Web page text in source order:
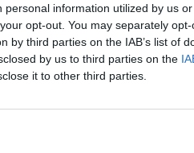
information utilized by us
opt-out. You may separately
by third parties on the IAB’s list of
by us to third parties on the
it to other third parties.